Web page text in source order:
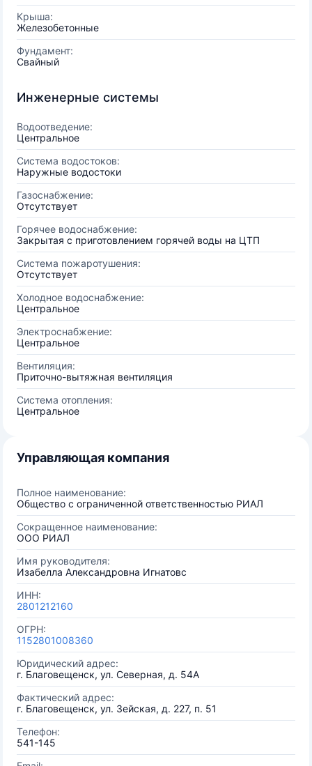
Крыша:
Железобетонные
Фундамент:
Свайный
Инженерные системы
Водоотведение:
Центральное
Система водостоков:
Наружные водостоки
Газоснабжение:
Отсутствует
Горячее водоснабжение:
Закрытая с приготовлением горячей воды на ЦТП
Система пожаротушения:
Отсутствует
Холодное водоснабжение:
Центральное
Электроснабжение:
Центральное
Вентиляция:
Приточно-вытяжная вентиляция
Система отопления:
Центральное
Управляющая компания
Полное наименование:
Общество с ограниченной ответственностью РИАЛ
Сокращенное наименование:
ООО РИАЛ
Имя руководителя:
Изабелла Александровна Игнатовс
ИНН:
2801212160
ОГРН:
1152801008360
Юридический адрес:
г. Благовещенск, ул. Северная, д. 54А
Фактический адрес:
г. Благовещенск, ул. Зейская, д. 227, п. 51
Телефон:
541-145